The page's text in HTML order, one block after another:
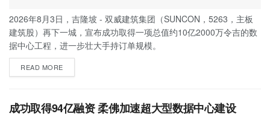
2026年8月3日，吉隆坡 - 双威建筑集团（SUNCON，5263，主板
建筑股）再下一城，宣布成功取得一项总值约10亿2000万令吉的数
据中心工程，进一步壮大手持订单规模。
READ MORE
成功取得94亿融资 柔佛加速超大型数据中心建设